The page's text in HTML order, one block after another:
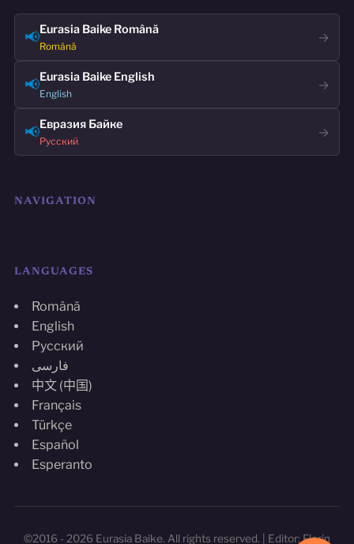
📢Eurasia Baike Română
Română
→
📢Eurasia Baike English
English
→
📢Евразия Байке
Русский
→
NAVIGATION
LANGUAGES
Română
English
Русский
فارسی
中文 (中国)
Français
Türkçe
Español
Esperanto
©2016 - 2026 Eurasia Baike. All rights reserved. | Editor: Florin